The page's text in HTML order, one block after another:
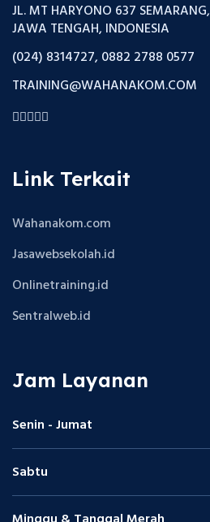
JL. MT HARYONO 637 SEMARANG,
JAWA TENGAH, INDONESIA
(024) 8314727, 0882 2788 0577
TRAINING@WAHANAKOM.COM
Link Terkait
Wahanakom.com
Jasawebsekolah.id
Onlinetraining.id
Sentralweb.id
Jam Layanan
Senin - Jumat
Sabtu